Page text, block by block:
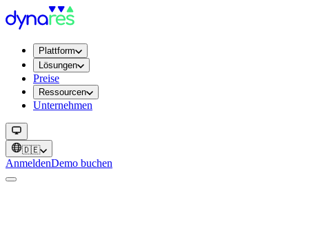
Plattform
Lösungen
Preise
Ressourcen
Unternehmen
🇩🇪
AnmeldenDemo buchen